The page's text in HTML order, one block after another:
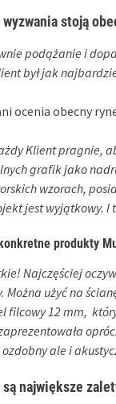
stoją
podążanie i
był jak
ocenia obecny
Klient pragnie,
grafik jako
wzorach,
jest wyjątkowy. I
produkty
Najczęściej
Można użyć na
filcowy 12 mm,
ale i
największe